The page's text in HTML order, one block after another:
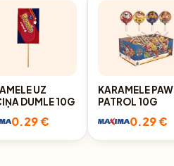
UZ
DUMLE 10G
0.29 €
KARAMELE PAW
PATROL 10G
0.29 €